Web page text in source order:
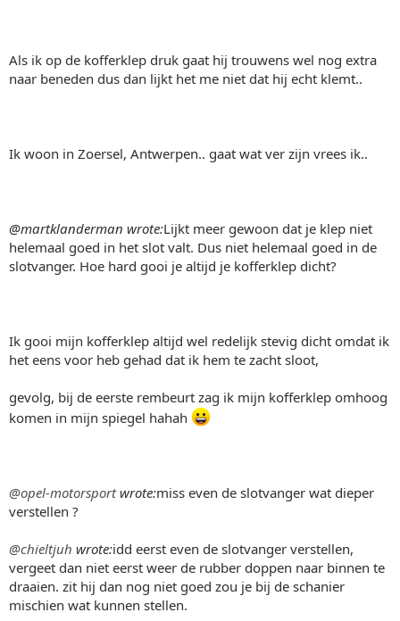
Als ik op de kofferklep druk gaat hij trouwens wel nog extra
naar beneden dus dan lijkt het me niet dat hij echt klemt..
Ik woon in Zoersel, Antwerpen.. gaat wat ver zijn vrees ik..
@martklanderman wrote:Lijkt meer gewoon dat je klep niet
helemaal goed in het slot valt. Dus niet helemaal goed in de
slotvanger. Hoe hard gooi je altijd je kofferklep dicht?
Ik gooi mijn kofferklep altijd wel redelijk stevig dicht omdat ik
het eens voor heb gehad dat ik hem te zacht sloot,
gevolg, bij de eerste rembeurt zag ik mijn kofferklep omhoog
komen in mijn spiegel hahah
@opel-motorsportwrote:miss even de slotvanger wat dieper
verstellen ?
@chieltjuh wrote:idd eerst even de slotvanger verstellen,
vergeet dan niet eerst weer de rubber doppen naar binnen te
draaien. zit hij dan nog niet goed zou je bij de schanier
mischien wat kunnen stellen.